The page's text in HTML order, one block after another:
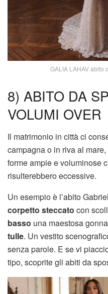
GALIA LAHAV abito
8) ABITO DA
VOLUMI OVER
Il matrimonio in città ci
campagna o in riva al
forme ampie e voluminose
risulterebbero eccessive.
Un esempio è l’abito
corpetto steccato con
basso una maestosa
tulle. Un vestito
senza parole. E se vi
tipo, scoprite gli abiti da